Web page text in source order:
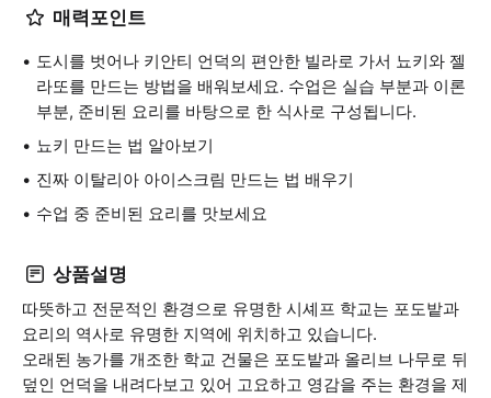
매력포인트
도시를 벗어나 키안티 언덕의 편안한 빌라로 가서 뇨키와 젤
라또를 만드는 방법을 배워보세요. 수업은 실습 부분과 이론
부분, 준비된 요리를 바탕으로 한 식사로 구성됩니다.
뇨키 만드는 법 알아보기
진짜 이탈리아 아이스크림 만드는 법 배우기
수업 중 준비된 요리를 맛보세요
상품설명
따뜻하고 전문적인 환경으로 유명한 시셰프 학교는 포도밭과
요리의 역사로 유명한 지역에 위치하고 있습니다.
오래된 농가를 개조한 학교 건물은 포도밭과 올리브 나무로 뒤
덮인 언덕을 내려다보고 있어 고요하고 영감을 주는 환경을 제